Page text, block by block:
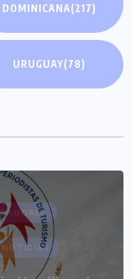
DOMINICANA(217)
URUGUAY(78)